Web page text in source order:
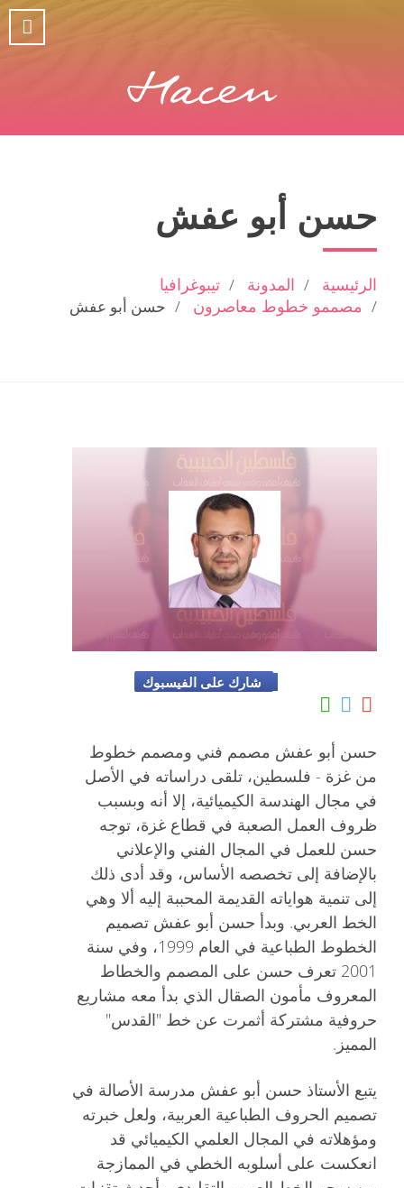
حسن أبو عفش
الرئيسية المدونة
تيبوغرافيا
مصممو خطوط معاصرون
حسن أبو عفش
شارك على الفيسبوك
حسن أبو عفش مصمم فني ومصمم خطوط
من غزة - فلسطين، تلقى دراساته في الأصل
في مجال الهندسة الكيميائية، إلا أنه وبسبب
ظروف العمل الصعبة في قطاع غزة، توجه
حسن للعمل في المجال الفني والإعلاني
بالإضافة إلى تخصصه الأساس، وقد أدى ذلك
إلى تنمية هواياته القديمة المحببة إليه ألا وهي
الخط العربي. وبدأ حسن أبو عفش تصميم
الخطوط الطباعية في العام 1999، وفي سنة
2001 تعرف حسن على المصمم والخطاط
المعروف مأمون الصقال الذي بدأ معه مشاريع
حروفية مشتركة أثمرت عن خط "القدس"
المميز.
يتبع الأستاذ حسن أبو عفش مدرسة الأصالة في
تصميم الحروف الطباعية العربية، ولعل خبرته
ومؤهلاته في المجال العلمي الكيميائي قد
انعكست على أسلوبه الخطي في الممازجة